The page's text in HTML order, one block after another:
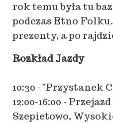
rok temu była tu
podczas Etno
prezenty, a po
Rozkład Jazdy
10:30 - "Przystanek
12:00-16:00 -
Szepietowo,